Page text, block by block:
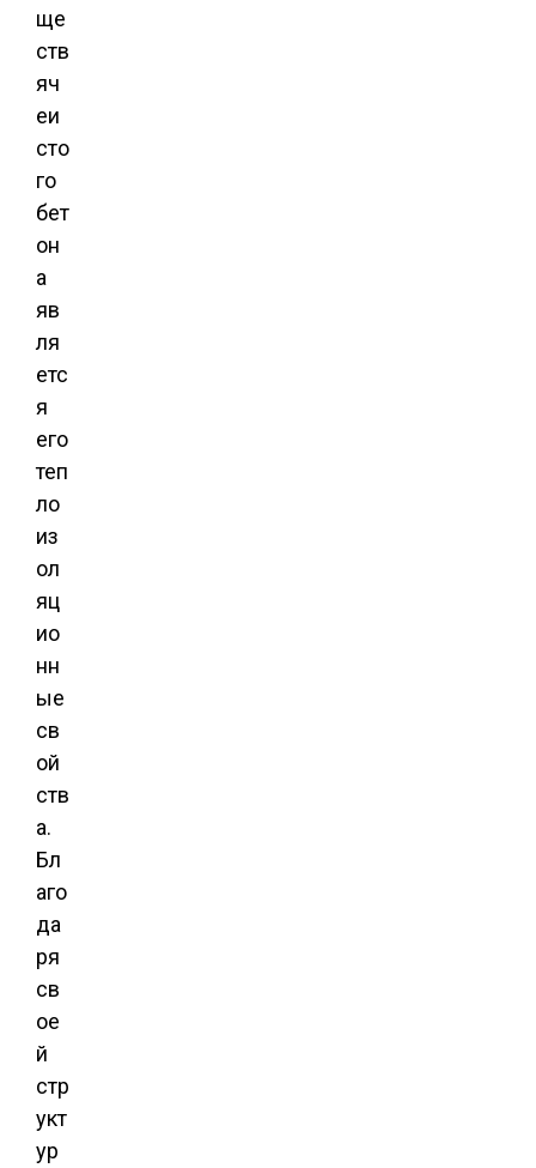
ще
ств
яч
еи
сто
го
бет
он
а
яв
ля
етс
я
его
теп
ло
из
ол
яц
ио
нн
ые
св
ой
ств
а.
Бл
аго
да
ря
св
ое
й
стр
укт
ур